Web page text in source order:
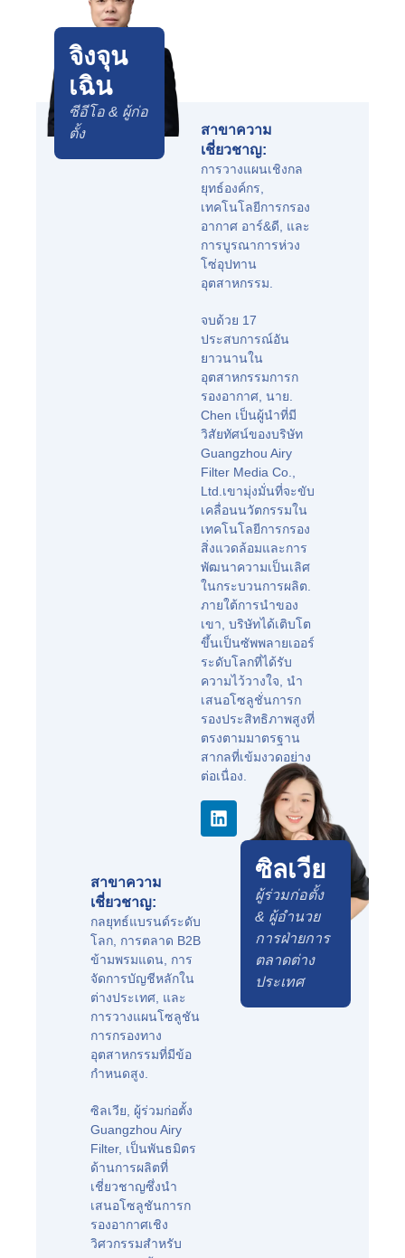
จิงจุน
เฉิน
ซีอีโอ & ผู้ก่อ
ตั้ง
สาขาความ
เชี่ยวชาญ:
การวางแผนเชิงกล
ยุทธ์องค์กร,
เทคโนโลยีการกรอง
อากาศ อาร์&ดี, และ
การบูรณาการห่วง
โซ่อุปทาน
อุตสาหกรรม.
จบด้วย 17
ประสบการณ์อัน
ยาวนานใน
อุตสาหกรรมการก
รองอากาศ, นาย.
Chen เป็นผู้นำที่มี
วิสัยทัศน์ของบริษัท
Guangzhou Airy
Filter Media Co.,
Ltd.เขามุ่งมั่นที่จะขับ
เคลื่อนนวัตกรรมใน
เทคโนโลยีการกรอง
สิ่งแวดล้อมและการ
พัฒนาความเป็นเลิศ
ในกระบวนการผลิต.
ภายใต้การนำของ
เขา, บริษัทได้เติบโต
ขึ้นเป็นซัพพลายเออร์
ระดับโลกที่ได้รับ
ความไว้วางใจ, นำ
เสนอโซลูชั่นการก
รองประสิทธิภาพสูงที่
ตรงตามมาตรฐาน
สากลที่เข้มงวดอย่าง
ต่อเนื่อง.
ซิลเวีย
ผู้ร่วมก่อตั้ง
& ผู้อำนวย
การฝ่ายการ
ตลาดต่าง
ประเทศ
สาขาความ
เชี่ยวชาญ:
กลยุทธ์แบรนด์ระดับ
โลก, การตลาด B2B
ข้ามพรมแดน, การ
จัดการบัญชีหลักใน
ต่างประเทศ, และ
การวางแผนโซลูชัน
การกรองทาง
อุตสาหกรรมที่มีข้อ
กำหนดสูง.
ซิลเวีย, ผู้ร่วมก่อตั้ง
Guangzhou Airy
Filter, เป็นพันธมิตร
ด้านการผลิตที่
เชี่ยวชาญซึ่งนำ
เสนอโซลูชันการก
รองอากาศเชิง
วิศวกรรมสำหรับ